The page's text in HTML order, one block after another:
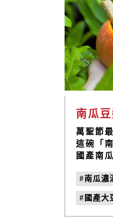
萬聖節
這碗「
國產南
綿密香
子都能
切出的
優質植
#南瓜濃
#國產大
#萬聖節